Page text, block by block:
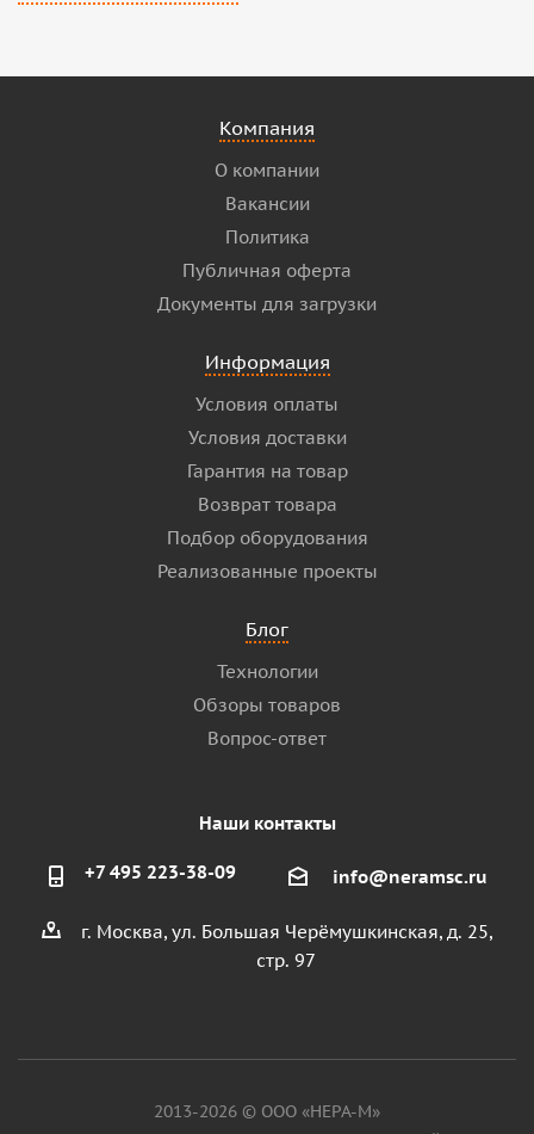
Компания
О компании
Вакансии
Политика
Публичная оферта
Документы для загрузки
Информация
Условия оплаты
Условия доставки
Гарантия на товар
Возврат товара
Подбор оборудования
Реализованные проекты
Блог
Технологии
Обзоры товаров
Вопрос-ответ
Наши контакты
+7 495 223-38-09 info@neramsc.ru
г. Москва, ул. Большая Черёмушкинская, д. 25,
стр. 97
2013-2026 © ООО «НЕРА-М»